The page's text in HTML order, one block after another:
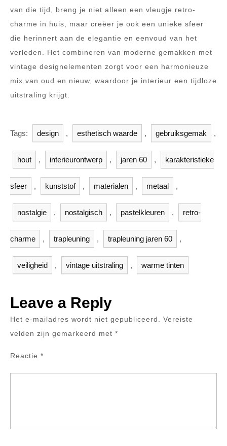
van die tijd, breng je niet alleen een vleugje retro-
charme in huis, maar creëer je ook een unieke sfeer
die herinnert aan de elegantie en eenvoud van het
verleden. Het combineren van moderne gemakken met
vintage designelementen zorgt voor een harmonieuze
mix van oud en nieuw, waardoor je interieur een tijdloze
uitstraling krijgt.
Tags: design , esthetisch waarde , gebruiksgemak ,
hout , interieurontwerp , jaren 60 , karakteristieke
sfeer , kunststof , materialen , metaal ,
nostalgie , nostalgisch , pastelkleuren , retro-
charme , trapleuning , trapleuning jaren 60 ,
veiligheid , vintage uitstraling , warme tinten
Leave a Reply
Het e-mailadres wordt niet gepubliceerd.
Vereiste
velden zijn gemarkeerd met *
Reactie *